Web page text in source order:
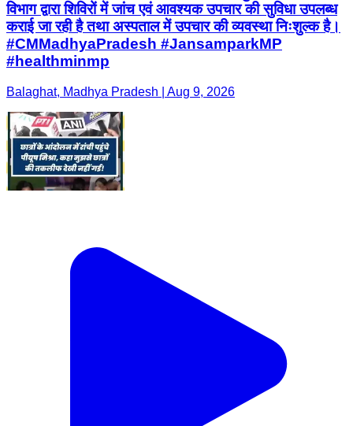
विभाग द्वारा शिविरों में जांच एवं आवश्यक उपचार की सुविधा उपलब्ध
कराई जा रही है तथा अस्पताल में उपचार की व्यवस्था निःशुल्क है।
#CMMadhyaPradesh #JansamparkMP
#healthminmp
Balaghat, Madhya Pradesh | Aug 9, 2026